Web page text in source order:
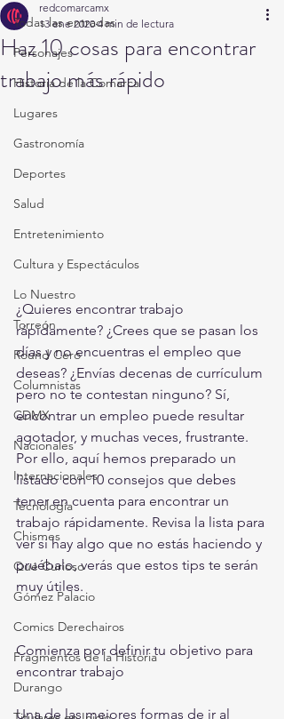
Todas las entradas
Personajes
Historia de la Comarca
Lugares
Gastronomía
Deportes
Salud
Entretenimiento
Cultura y Espectáculos
Lo Nuestro
Torreón
Round Cero
Columnistas
CDMX
Nacionales
Internacionales
Tecnología
Chismes
Qué Curioso
Gómez Palacio
Comics Derechairos
Fragmentos de la Historia
Durango
Haz 10 cosas para encontrar
trabajo más rápido
redcomarcamx
13 ene 2020 4 min de lectura
¿Quieres encontrar trabajo
rápidamente? ¿Crees que se pasan los
días y no encuentras el empleo que
deseas? ¿Envías decenas de currículum
pero no te contestan ninguno? Sí,
encontrar un empleo puede resultar
agotador, y muchas veces, frustrante.
Por ello, aquí hemos preparado un
listado con 10 consejos que debes
tener en cuenta para encontrar un
trabajo rápidamente. Revisa la lista para
ver si hay algo que no estás haciendo y
pruébalo, verás que estos tips te serán
muy útiles.
Comienza por definir tu objetivo para
encontrar trabajo
Una de las mejores formas de ir al